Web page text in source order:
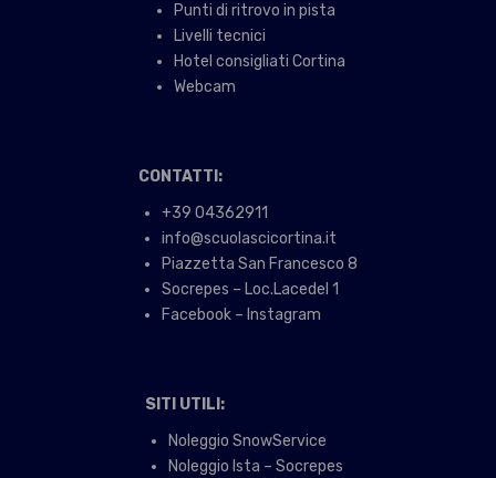
Punti di ritrovo in pista
Livelli tecnici
Hotel consigliati Cortina
Webcam
CONTATTI:
+39 04362911
info@scuolascicortina.it
Piazzetta San Francesco 8
Socrepes – Loc.Lacedel 1
Facebook – Instagram
SITI UTILI:
Noleggio SnowService
Noleggio Ista – Socrepes